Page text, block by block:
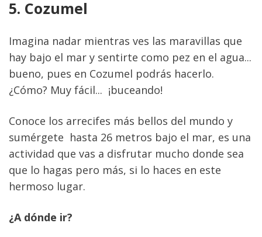
5. Cozumel
Imagina nadar mientras ves las maravillas que
hay bajo el mar y sentirte como pez en el agua...
bueno, pues en Cozumel podrás hacerlo.
¿Cómo? Muy fácil...  ¡buceando!
Conoce los arrecifes más bellos del mundo y
sumérgete  hasta 26 metros bajo el mar, es una
actividad que vas a disfrutar mucho donde sea
que lo hagas pero más, si lo haces en este
hermoso lugar.
¿A dónde ir?